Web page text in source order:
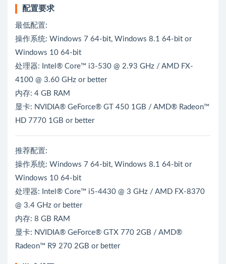
配置要求
最低配置:
操作系统: Windows 7 64-bit, Windows 8.1 64-bit or
Windows 10 64-bit
处理器: Intel® Core™ i3-530 @ 2.93 GHz / AMD FX-
4100 @ 3.60 GHz or better
内存: 4 GB RAM
显卡: NVIDIA® GeForce® GT 450 1GB / AMD® Radeon™
HD 7770 1GB or better
推荐配置:
操作系统: Windows 7 64-bit, Windows 8.1 64-bit or
Windows 10 64-bit
处理器: Intel® Core™ i5-4430 @ 3 GHz / AMD FX-8370
@ 3.4 GHz or better
内存: 8 GB RAM
显卡: NVIDIA® GeForce® GTX 770 2GB / AMD®
Radeon™ R9 270 2GB or better